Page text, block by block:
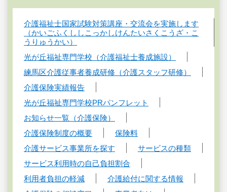
介護福祉士国家試験対策講座・交流会を実施します
（かいごふくししこっかしけんたいさくこうざ・こ
うりゅうかい）
光が丘福祉専門学校（介護福祉士養成施設）
練馬区介護従事者養成研修（介護スタッフ研修）
介護保険実績報告
光が丘福祉専門学校PRパンフレット
お知らせ一覧（介護保険）
介護保険制度の概要
保険料
介護サービス事業所を探す
サービスの種類
サービス利用時の自己負担割合
利用者負担の軽減
介護給付に関する情報